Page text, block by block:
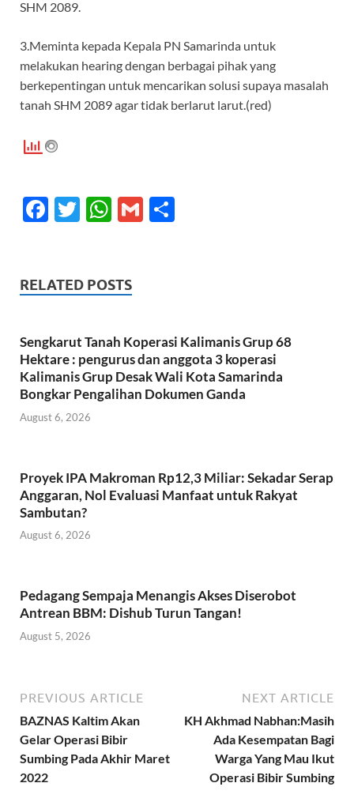
SHM 2089.
3.Meminta kepada Kepala PN Samarinda untuk
melakukan hearing dengan berbagai pihak yang
berkepentingan untuk mencarikan solusi supaya masalah
tanah SHM 2089 agar tidak berlarut larut.(red)
F
b
o
k
T
er
W
s
p
p
G
RELATED POSTS
Sengkarut Tanah Koperasi Kalimanis Grup 68
Hektare : pengurus dan anggota 3 koperasi
Kalimanis Grup Desak Wali Kota Samarinda
Bongkar Pengalihan Dokumen Ganda
August 6, 2026
Proyek IPA Makroman Rp12,3 Miliar: Sekadar Serap
Anggaran, Nol Evaluasi Manfaat untuk Rakyat
Sambutan?
August 6, 2026
Pedagang Sempaja Menangis Akses Diserobot
Antrean BBM: Dishub Turun Tangan!
August 5, 2026
PREVIOUS ARTICLE
BAZNAS Kaltim Akan
Gelar Operasi Bibir
Sumbing Pada Akhir Maret
2022
NEXT ARTICLE
KH Akhmad Nabhan:Masih
Ada Kesempatan Bagi
Warga Yang Mau Ikut
Operasi Bibir Sumbing